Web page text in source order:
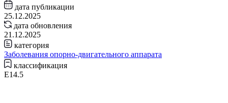
дата публикации
25.12.2025
дата обновления
21.12.2025
категория
Заболевания опорно-двигательного аппарата
классификация
E14.5